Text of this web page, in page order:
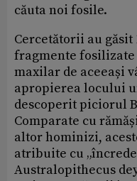
căuta noi fosile.
Cercetătorii au găsit
fragmente fosilizate
maxilar de aceeași
apropierea locului
descoperit piciorul
Comparate cu
altor hominizi,
atribuite cu
Australopithecus